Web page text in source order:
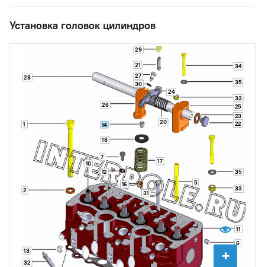
Установка головок цилиндров
+
1
2
5
6
7
10
11
12
13
14
16
17
18
20
21
22
23
24
25
26
27
28
29
30
31
32
33
33
34
35
35